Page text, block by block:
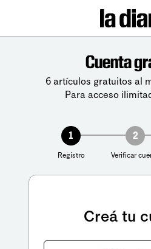
Cuenta
6 artículos gratuitos al
Para acceso
1
Registro
2
Verificar
Creá tu